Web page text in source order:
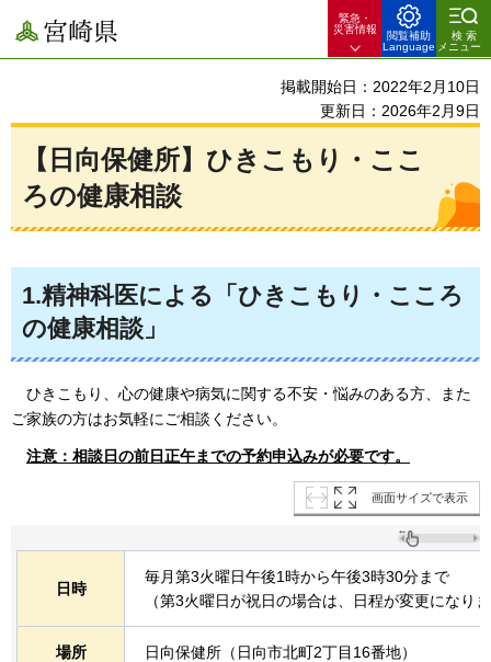
宮崎県
緊急・
災害情報
閲覧補助
Language
検索
メニュー
掲載開始日：2022年2月10日
更新日：2026年2月9日
【日向保健所】ひきこもり・ここ
ろの健康相談
1.精神科医による「ひきこもり・こころ
の健康相談」
ひきこもり、 心の健康や病気に関する不安・悩みのある方、また
ご家族の方はお気軽にご相談ください。
注意：相談日の前日正午までの予約申込みが必要です。
画面サイズで表示
日時
毎月第3火曜日午後1時から午後3時30分まで
（第3火曜日が祝日の場合は、日程が変更になり
場所 日向保健所（日向市北町2丁目16番地）